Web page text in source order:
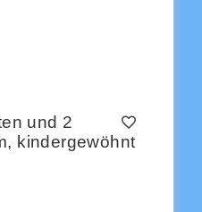
und 2
kindergewöhnt